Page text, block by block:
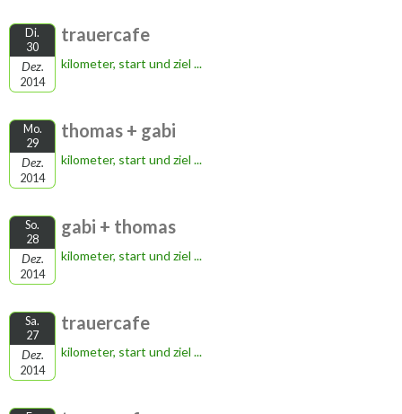
Di.
30
Dez.
2014
trauercafe
kilometer, start und ziel ...
Mo.
29
Dez.
2014
thomas + gabi
kilometer, start und ziel ...
So.
28
Dez.
2014
gabi + thomas
kilometer, start und ziel ...
Sa.
27
Dez.
2014
trauercafe
kilometer, start und ziel ...